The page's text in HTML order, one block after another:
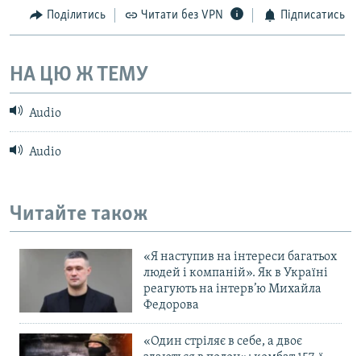
Поділитись Читати без VPN Підписатись
НА ЦЮ Ж ТЕМУ
Audio
Audio
Читайте також
«Я наступив на інтереси багатьох
людей і компаній». Як в Україні
реагують на інтерв’ю Михайла
Федорова
«Один стріляє в себе, а двоє